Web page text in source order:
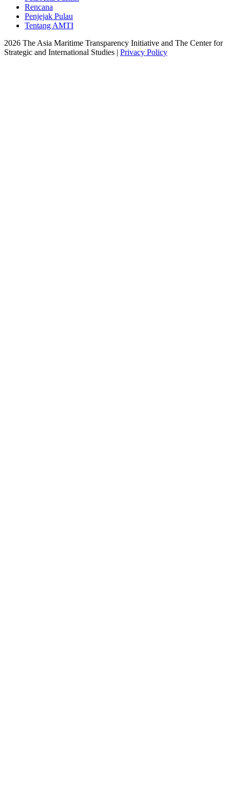
Rencana
Penjejak Pulau
Tentang AMTI
2026 The Asia Maritime Transparency Initiative and The Center for
Strategic and International Studies | Privacy Policy